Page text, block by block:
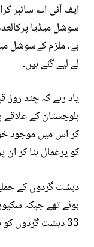
ایف آئی اے سائبر
سوشل میڈیا
ہے، ملزم کےسوشل
لے لیے گئے ہیں۔
یاد رہے کہ چند
بلوچستان کے علاقے
کر اس میں موجود
کو یرغمال بنا کر ان
ہوئے تھے جبکہ
33 دہشت گردوں کو ہلاک کیا گیا۔